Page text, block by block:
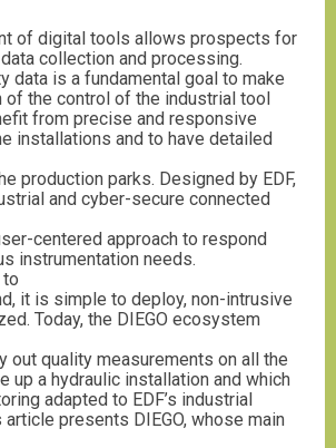
of digital tools allows prospects for
collection and processing.
data is a fundamental goal to make
the control of the industrial tool
from precise and responsive
installations and to have detailed
production parks. Designed by EDF,
and cyber-secure connected
centered approach to respond
instrumentation needs.
it is simple to deploy, non-intrusive
Today, the DIEGO ecosystem
out quality measurements on all the
up a hydraulic installation and which
adapted to EDF’s industrial
presents DIEGO, whose main